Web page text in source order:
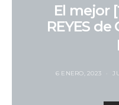
El mejor
REYES de
6 ENERO, 2023